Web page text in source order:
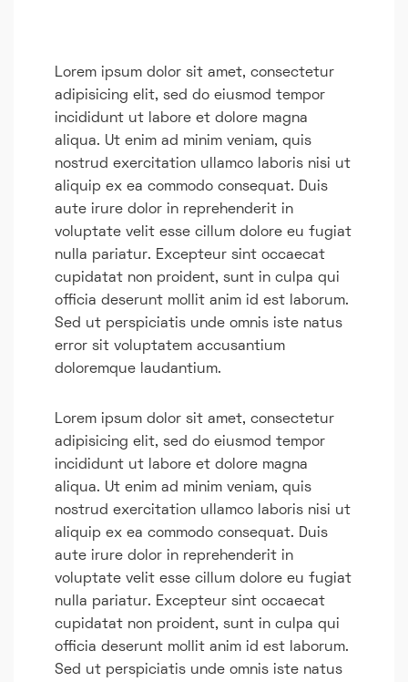
Lorem ipsum dolor sit amet, consectetur
adipisicing elit, sed do eiusmod tempor
incididunt ut labore et dolore magna
aliqua. Ut enim ad minim veniam, quis
nostrud exercitation ullamco laboris nisi ut
aliquip ex ea commodo consequat. Duis
aute irure dolor in reprehenderit in
voluptate velit esse cillum dolore eu fugiat
nulla pariatur. Excepteur sint occaecat
cupidatat non proident, sunt in culpa qui
officia deserunt mollit anim id est laborum.
Sed ut perspiciatis unde omnis iste natus
error sit voluptatem accusantium
doloremque laudantium.
Lorem ipsum dolor sit amet, consectetur
adipisicing elit, sed do eiusmod tempor
incididunt ut labore et dolore magna
aliqua. Ut enim ad minim veniam, quis
nostrud exercitation ullamco laboris nisi ut
aliquip ex ea commodo consequat. Duis
aute irure dolor in reprehenderit in
voluptate velit esse cillum dolore eu fugiat
nulla pariatur. Excepteur sint occaecat
cupidatat non proident, sunt in culpa qui
officia deserunt mollit anim id est laborum.
Sed ut perspiciatis unde omnis iste natus